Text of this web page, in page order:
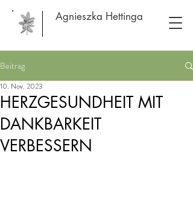
Agnieszka Hettinga
Beitrag
HERZGESUNDHEIT MIT
DANKBARKEIT
VERBESSERN
10. Nov. 2023